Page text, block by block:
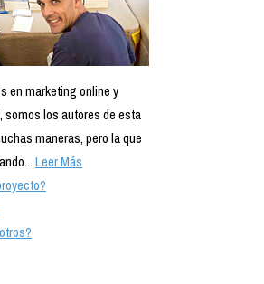
en marketing online y
somos los autores de esta
maneras, pero la que
Leer Más